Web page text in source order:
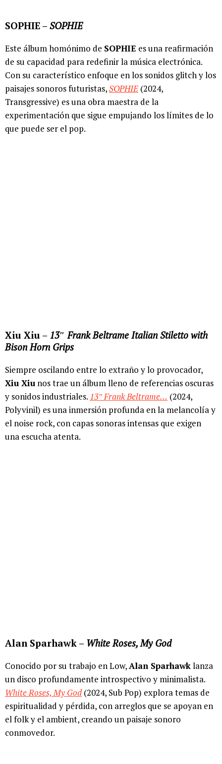
SOPHIE – SOPHIE
Este álbum homónimo de SOPHIE es una reafirmación
de su capacidad para redefinir la música electrónica.
Con su característico enfoque en los sonidos glitch y los
paisajes sonoros futuristas,SOPHIE (2024,
Transgressive) es una obra maestra de la
experimentación que sigue empujando los límites de lo
que puede ser el pop.
Xiu Xiu – 13″ Frank Beltrame Italian Stiletto with
Bison Horn Grips
Siempre oscilando entre lo extraño y lo provocador,
Xiu Xiu nos trae un álbum lleno de referencias oscuras
y sonidos industriales. 13″ Frank Beltrame… (2024,
Polyvinil) es una inmersión profunda en la melancolía y
el noise rock, con capas sonoras intensas que exigen
una escucha atenta.
Alan Sparhawk – White Roses, My God
Conocido por su trabajo en Low,Alan Sparhawklanza
un disco profundamente introspectivo y minimalista.
White Roses, My God(2024, Sub Pop) explora temas de
espiritualidad y pérdida, con arreglos que se apoyan en
el folk y el ambient, creando un paisaje sonoro
conmovedor.